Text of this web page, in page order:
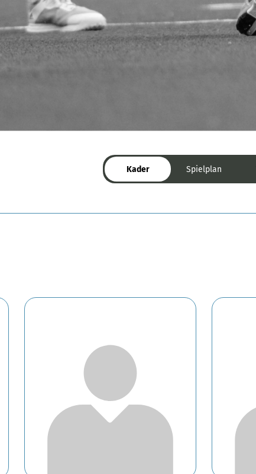
Kader Spielplan